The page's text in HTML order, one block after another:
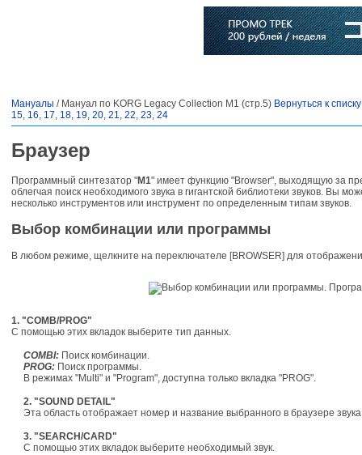
Мануалы / Мануал по KORG Legacy Collection M1 (стр.5) Вернуться к
15, 16, 17, 18, 19, 20, 21, 22, 23, 24
Браузер
Программный синтезатор "M1" имеет функцию "Browser", выходящую за
облегчая поиск необходимого звука в гигантской библиотеки звуков. Вы
несколько инструментов или инструмент по определенным типам звуков.
Выбор комбинации или программы
В любом режиме, щелкните на переключателе [BROWSER] для
1. "COMB/PROG"
С помощью этих вкладок выберите тип данных.
COMBI: Поиск комбинации.
PROG: Поиск программы.
В режимах "Multi" и "Program", доступна только вкладка "PROG".
2. "SOUND DETAIL"
Эта область отображает номер и название выбранного в браузере
3. "SEARCH/CARD"
С помощью этих вкладок выберите необходимый звук.